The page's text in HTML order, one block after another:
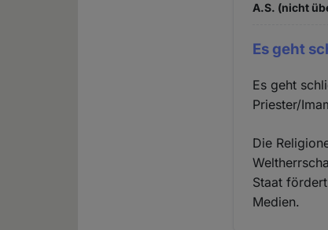
A.S. (nicht
Es geht
Es geht
Priester/
Die
Staat
Medien.